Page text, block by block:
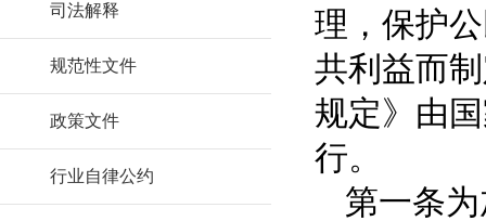
司法解释
规范性文件
政策文件
行业自律公约
理，保护
共利益而
规定》由
行。
第一条